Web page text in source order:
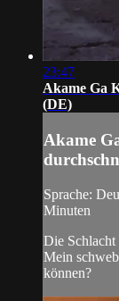
23:47
Akame Ga
(DE)
Akame
Sprache:
Minuten
Die Schlacht
Mein
können?